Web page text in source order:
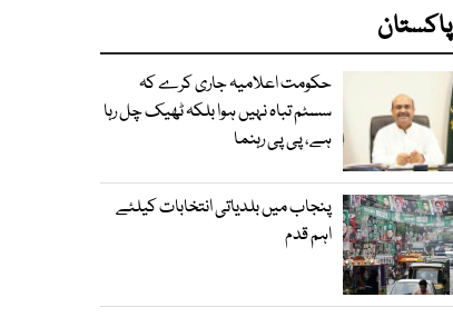
پاکستان
حکومت اعلامیہ جاری کرے کہ
سسٹم تباہ نہیں ہوا بلکہ ٹھیک چل رہا
ہے، پی پی رہنما
پنجاب میں بلدیاتی انتخابات کیلئے
اہم قدم